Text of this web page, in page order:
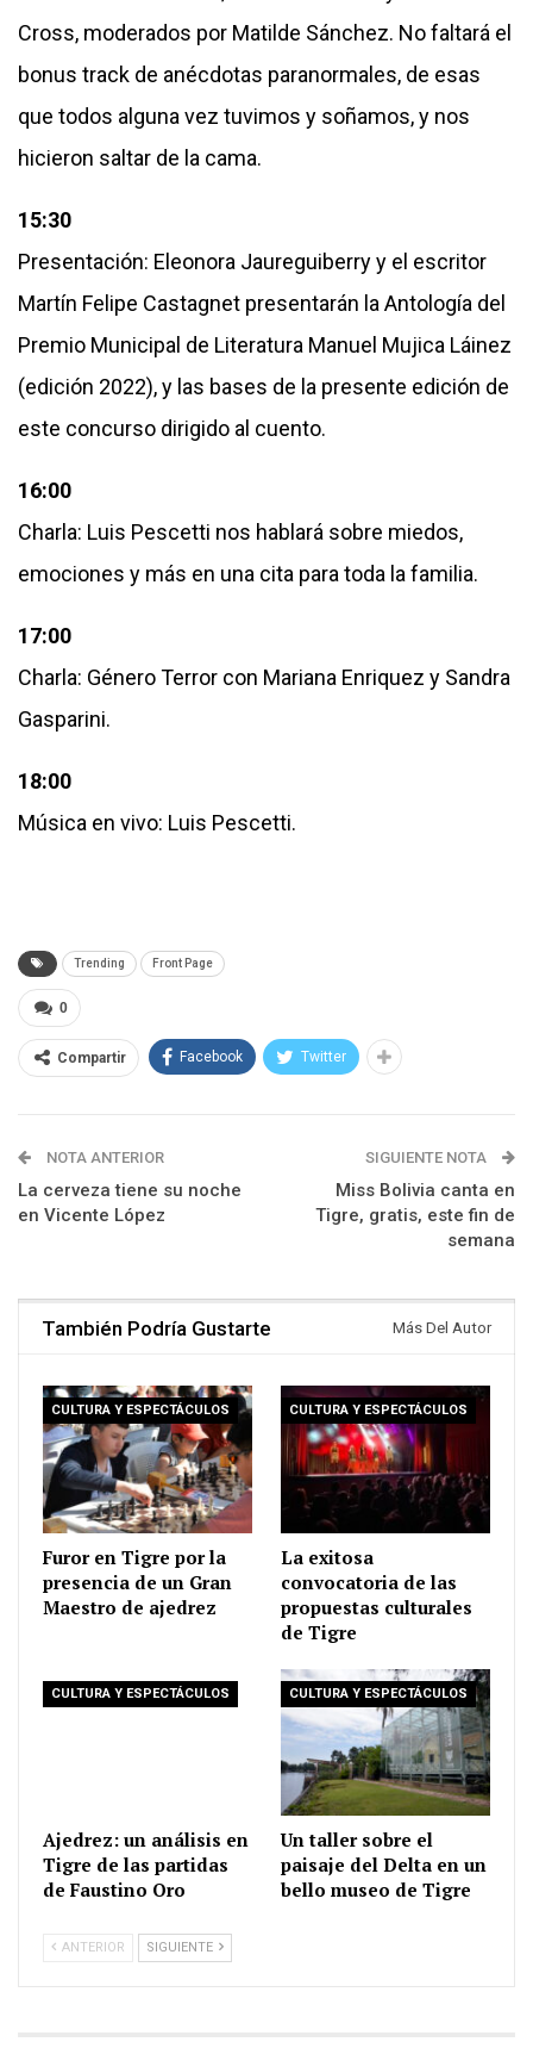
Cross, moderados por Matilde Sánchez. No faltará el
bonus track de anécdotas paranormales, de esas
que todos alguna vez tuvimos y soñamos, y nos
hicieron saltar de la cama.
15:30
Presentación: Eleonora Jaureguiberry y el escritor
Martín Felipe Castagnet presentarán la Antología del
Premio Municipal de Literatura Manuel Mujica Láinez
(edición 2022), y las bases de la presente edición de
este concurso dirigido al cuento.
16:00
Charla: Luis Pescetti nos hablará sobre miedos,
emociones y más en una cita para toda la familia.
17:00
Charla: Género Terror con Mariana Enriquez y Sandra
Gasparini.
18:00
Música en vivo: Luis Pescetti.
Trending Front Page
0
Compartir Facebook Twitter
NOTA ANTERIOR
La cerveza tiene su noche
en Vicente López
SIGUIENTE NOTA
Miss Bolivia canta en
Tigre, gratis, este fin de
semana
También Podría Gustarte Más Del Autor
CULTURA Y ESPECTÁCULOS
Furor en Tigre por la
presencia de un Gran
Maestro de ajedrez
CULTURA Y ESPECTÁCULOS
La exitosa
convocatoria de las
propuestas culturales
de Tigre
CULTURA Y ESPECTÁCULOS
Ajedrez: un análisis en
Tigre de las partidas
de Faustino Oro
CULTURA Y ESPECTÁCULOS
Un taller sobre el
paisaje del Delta en un
bello museo de Tigre
ANTERIOR SIGUIENTE